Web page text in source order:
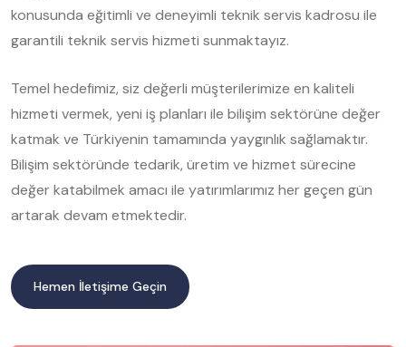
konusunda eğitimli ve deneyimli teknik servis kadrosu ile
garantili teknik servis hizmeti sunmaktayız.
Temel hedefimiz, siz değerli müşterilerimize en kaliteli
hizmeti vermek, yeni iş planları ile bilişim sektörüne değer
katmak ve Türkiyenin tamamında yaygınlık sağlamaktır.
Bilişim sektöründe tedarik, üretim ve hizmet sürecine
değer katabilmek amacı ile yatırımlarımız her geçen gün
artarak devam etmektedir.
Hemen İletişime Geçin